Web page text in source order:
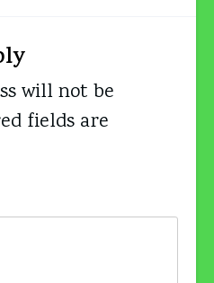
will not be
fields are